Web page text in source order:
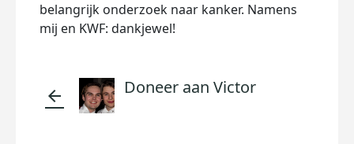
belangrijk onderzoek naar kanker. Namens
mij en KWF: dankjewel!
arrow_back Doneer aan Victor